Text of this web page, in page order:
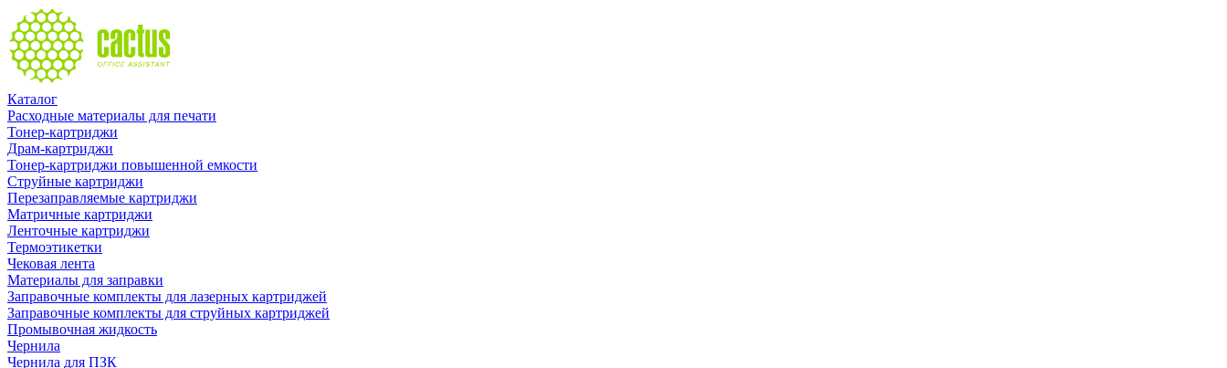
Каталог
Расходные материалы для печати
Тонер-картриджи
Драм-картриджи
Тонер-картриджи повышенной емкости
Струйные картриджи
Перезаправляемые картриджи
Матричные картриджи
Ленточные картриджи
Термоэтикетки
Чековая лента
Материалы для заправки
Заправочные комплекты для лазерных картриджей
Заправочные комплекты для струйных картриджей
Промывочная жидкость
Чернила
Чернила для ПЗК